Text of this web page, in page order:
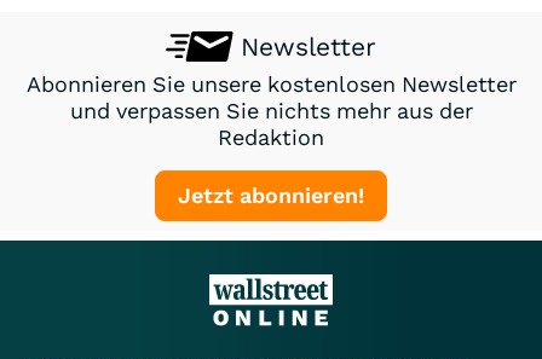
Newsletter
Abonnieren Sie unsere kostenlosen Newsletter
und verpassen Sie nichts mehr aus der
Redaktion
Jetzt abonnieren!